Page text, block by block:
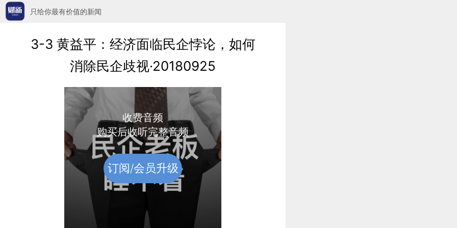
只给你最有价值的新闻
3-3 黄益平：经济面临民企悖论，如何
消除民企歧视·20180925
收费音频
购买后收听完整音频
订阅/会员升级